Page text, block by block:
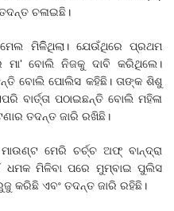
ଚଳାଇଛି।
ମିଳିିଥିଲା। ଯେଉଁଥିରେ ପ୍ରଥମ
ମା' ବୋଲି ନିଜକୁ ଦାବି କରିଥିଲେ।
ବୋଲି ପୋଲିସ କହିଛି। ତାଙ୍କ ଶିଶୁ
ବାର୍ତ୍ତା ପଠାଇଛନ୍ତି ବୋଲି ମହିଳା
ତଦନ୍ତ ଜାରି ରଖିଛି।
ମେରି ଚର୍ଚ୍ଚ ଅଫ୍‌ ବାନ୍ଦ୍ରା
ମିଳିବା ପରେ ମୁମ୍ବାଇ ପୁଲିସ
କରିଛି ଏବଂ ତଦନ୍ତ ଜାରି ରହିଛି।